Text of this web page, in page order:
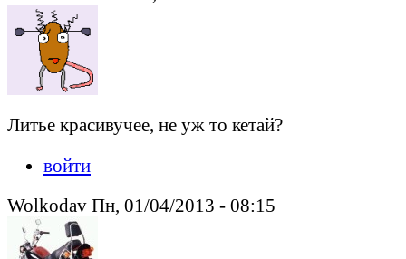
Литье красивучее, не уж то кетай?
войти
Wolkodav Пн, 01/04/2013 - 08:15